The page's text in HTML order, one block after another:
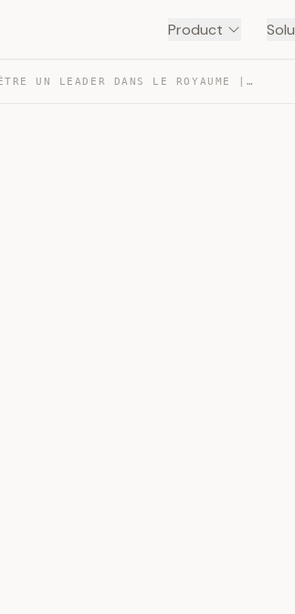
Product
NÉ POUR ÊTRE UN LEADER DANS LE ROYAUME | DR MYLES MUNROE — TRANSCRIPT